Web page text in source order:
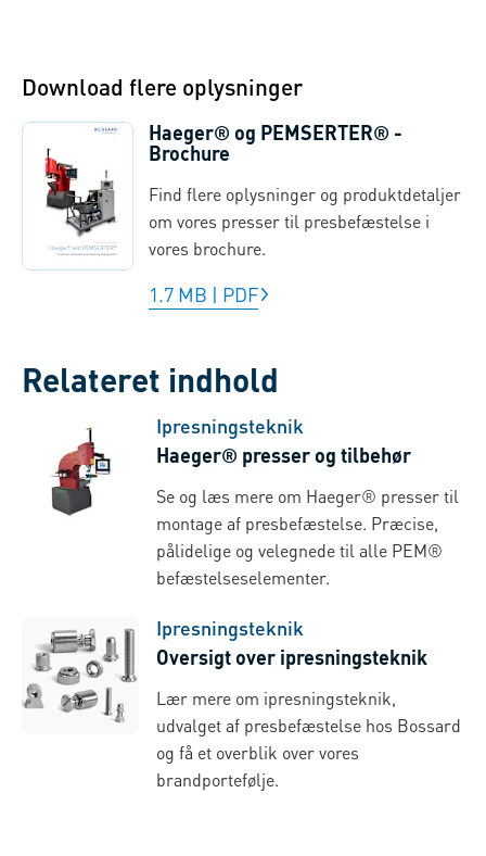
Download flere oplysninger
Haeger® og PEMSERTER® -
Brochure
Find flere oplysninger og produktdetaljer
om vores presser til presbefæstelse i
vores brochure.
1.7 MB | PDF
Relateret indhold
Ipresningsteknik
Haeger® presser og tilbehør
Se og læs mere om Haeger® presser til
montage af presbefæstelse. Præcise,
pålidelige og velegnede til alle PEM®
befæstelseselementer.
Ipresningsteknik
Oversigt over ipresningsteknik
Lær mere om ipresningsteknik,
udvalget af presbefæstelse hos Bossard
og få et overblik over vores
brandportefølje.